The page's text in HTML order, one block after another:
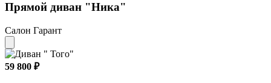
Прямой диван "Ника"
Салон Гарант
59 800 ₽